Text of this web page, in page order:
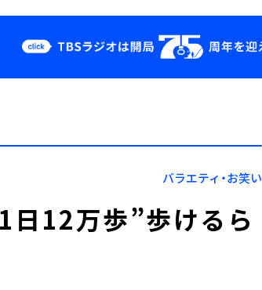
YouTube
会社情報
バラエティ・お笑い
日12万歩”歩けるら